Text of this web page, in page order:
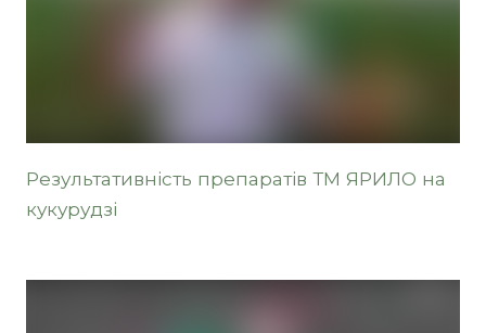
Результативність препаратів ТМ ЯРИЛО на
кукурудзі